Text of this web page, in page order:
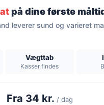
på dine første
leverer sund og varieret
Vægttab
Kasser findes
Fra 34 kr. / dag